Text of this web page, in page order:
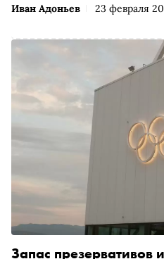
Иван Адоньев 23 февраля
Запас презервативов